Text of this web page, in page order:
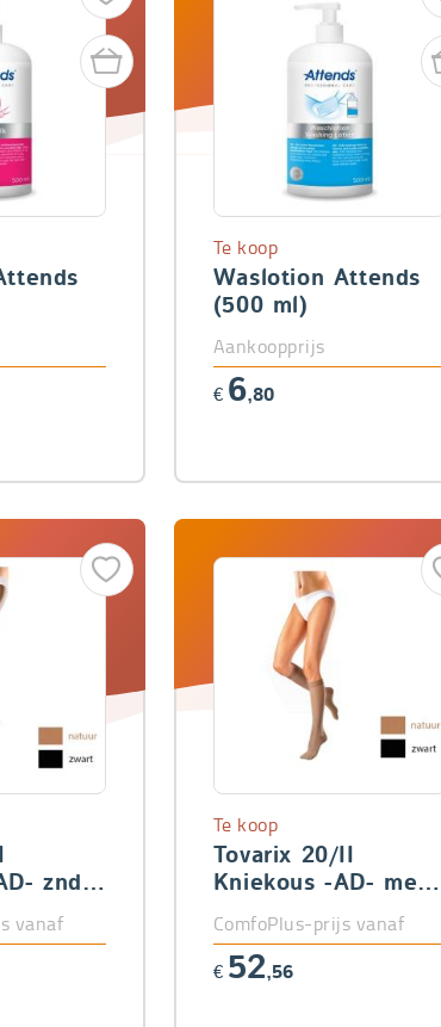
Waslotion Attends
(500 ml)
Te koop
Aankoopprijs
€ 6,80
znd
vanaf
Tovarix 20/II
Kniekous -AD- met
teen
Te koop
ComfoPlus-prijs vanaf
€ 52,56